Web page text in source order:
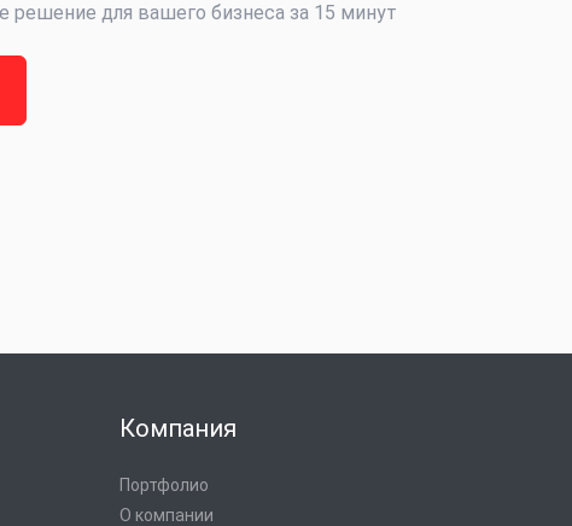
решение для вашего бизнеса за 15 минут
Компания
Портфолио
О компании